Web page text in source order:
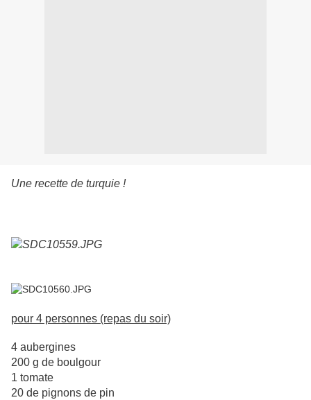
Une recette de turquie !
pour 4 personnes (repas du soir)
4 aubergines
200 g de boulgour
1 tomate
20 de pignons de pin